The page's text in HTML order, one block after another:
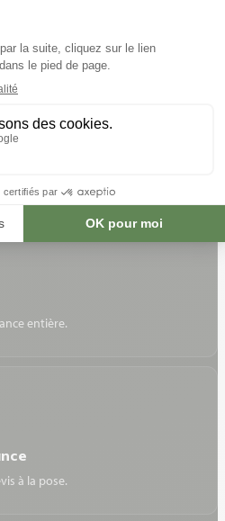
votre serre
entière.
à la pose.